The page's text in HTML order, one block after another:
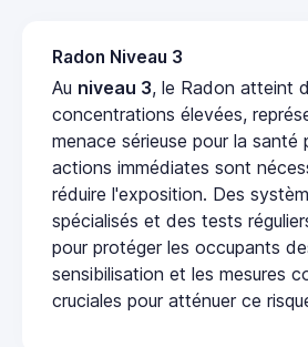
Radon Niveau 3
Au niveau 3, le Radon atteint
concentrations élevées,
menace sérieuse pour la santé
actions immédiates sont
réduire l'exposition. Des
spécialisés et des tests
pour protéger les occupants
sensibilisation et les mesures
cruciales pour atténuer ce